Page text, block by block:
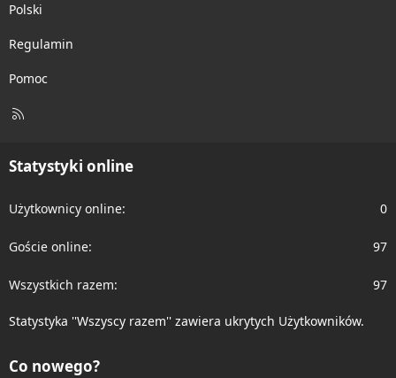
Polski
Regulamin
Pomoc
R
Statystyki online
Użytkownicy online 0
Goście online 97
Wszystkich razem 97
Statystyka ''Wszyscy razem'' zawiera ukrytych Użytkowników.
Co nowego?